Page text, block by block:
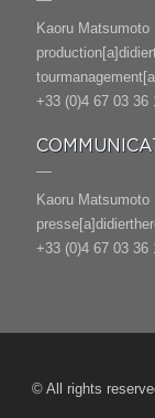
Kaoru Matsumoto
+33 (0)4 67 03 36
Kaoru Matsumoto
+33 (0)4 67 03 36
© All rights